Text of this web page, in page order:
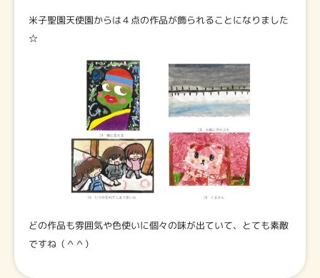
米子聖園天使園からは４点の作品が飾られることになりました
☆
どの作品も雰囲気や色使いに個々の味が出ていて、とても素敵
ですね（＾＾）